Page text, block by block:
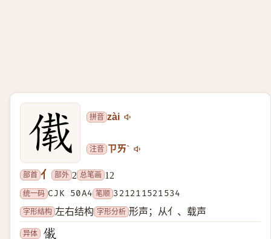
拼音 zài
注音 ㄗㄞˋ
部首 亻 部外 2 总笔画 12
统一码 CJK 50A4 笔顺 321211521534
字形结构 左右结构 字形分析 形声；从亻、载声
异体